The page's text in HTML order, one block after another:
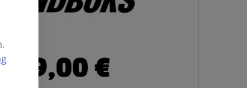
299,00€